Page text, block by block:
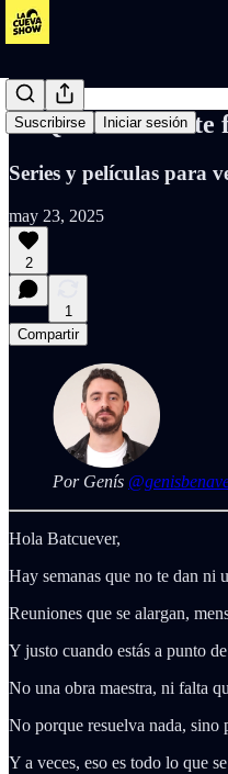
Suscribirse Iniciar sesión
🦇 Qué vemos este
Series y películas para
may 23, 2025
2
1
Compartir
Por Genís
Hola Batcuever,
Hay semanas que no te dan ni
Reuniones que se alargan,
Y justo cuando estás a punto
No una obra maestra, ni falta
No porque resuelva nada, sino
Y a veces, eso es todo lo que